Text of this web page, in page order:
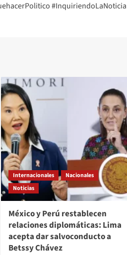
#InquiriendoLaNoticia
Internacionales
Nacionales
Noticias
México y Perú restablecen
relaciones diplomáticas: Lima
acepta dar salvoconducto a
Betssy Chávez